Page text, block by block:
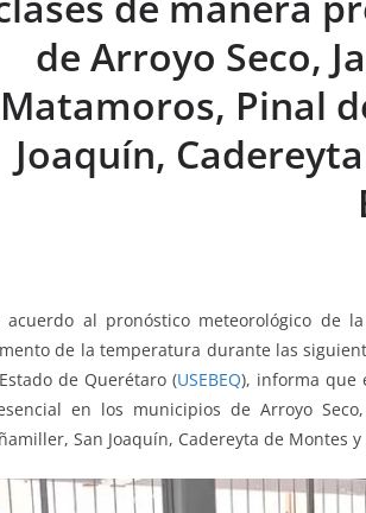
o
o
k
p
p
g
er
m tir
de Arroyo Seco,
Matamoros, Pinal
Joaquín,
acuerdo al pronóstico meteorológico de
de la temperatura durante las
de Querétaro (USEBEQ), informa que
en los municipios de Arroyo
San Joaquín, Cadereyta de Montes